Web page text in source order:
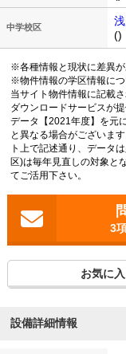
中学校区
()
※各種情報と現状に差異が
※物件情報の学区情報につ
当サイト物件情報に記載
ダウンロードサービスが
データ【2021年度】を元
と異なる場合がございま
ト上で記述通り、データ
区)は毎年見直しの対象と
てご活用下さい。
3
お気に
設備詳細情報